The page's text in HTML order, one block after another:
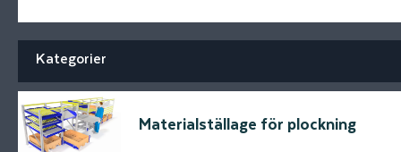
Kategorier
Materialställage för plockning